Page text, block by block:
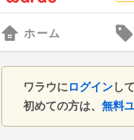
ホーム
ワラウに ログインし
初めての方は、 無料